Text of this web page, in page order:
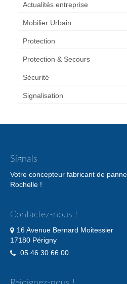
Actualités entreprise
Mobilier Urbain
Protection
Protection & Secours
Sécurité
Signalisation
Signals
Votre concepteur fabricant de
Rochelle !
Contactez-nous !
16 Avenue Bernard Moitessier
17180 Périgny
05 46 30 66 00